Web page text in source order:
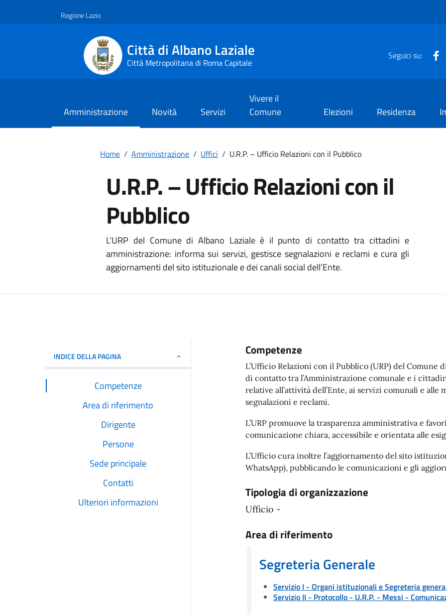
Regione Lazio
Città di Albano Laziale
Città Metropolitana di Roma Capitale
Seguici su:
Amministrazione Novità Servizi
Vivere il
Comune
Elezioni Residenza
Home / Amministrazione / Uffici / U.R.P. – Ufficio Relazioni con il Pubblico
U.R.P. – Ufficio Relazioni con il
Pubblico
L’URP del Comune di Albano Laziale è il punto di contatto tra cittadini e
amministrazione: informa sui servizi, gestisce segnalazioni e reclami e cura gli
aggiornamenti del sito istituzionale e dei canali social dell’Ente.
INDICE DELLA PAGINA
Competenze
Area di riferimento
Dirigente
Persone
Sede principale
Contatti
Ulteriori informazioni
Competenze
L’Ufficio Relazioni con il Pubblico (URP) del
di contatto tra l’Amministrazione comunale e i
relative all’attività dell’Ente, ai servizi comunali e
segnalazioni e reclami.
L’URP promuove la trasparenza amministrativa e
comunicazione chiara, accessibile e orientata alle
L’Ufficio cura inoltre l’aggiornamento del sito
WhatsApp), pubblicando le comunicazioni e gli
Tipologia di organizzazione
Ufficio -
Area di riferimento
Segreteria Generale
Servizio I - Organi istituzionali e Segreteria
Servizio II - Protocollo - U.R.P. - Messi -